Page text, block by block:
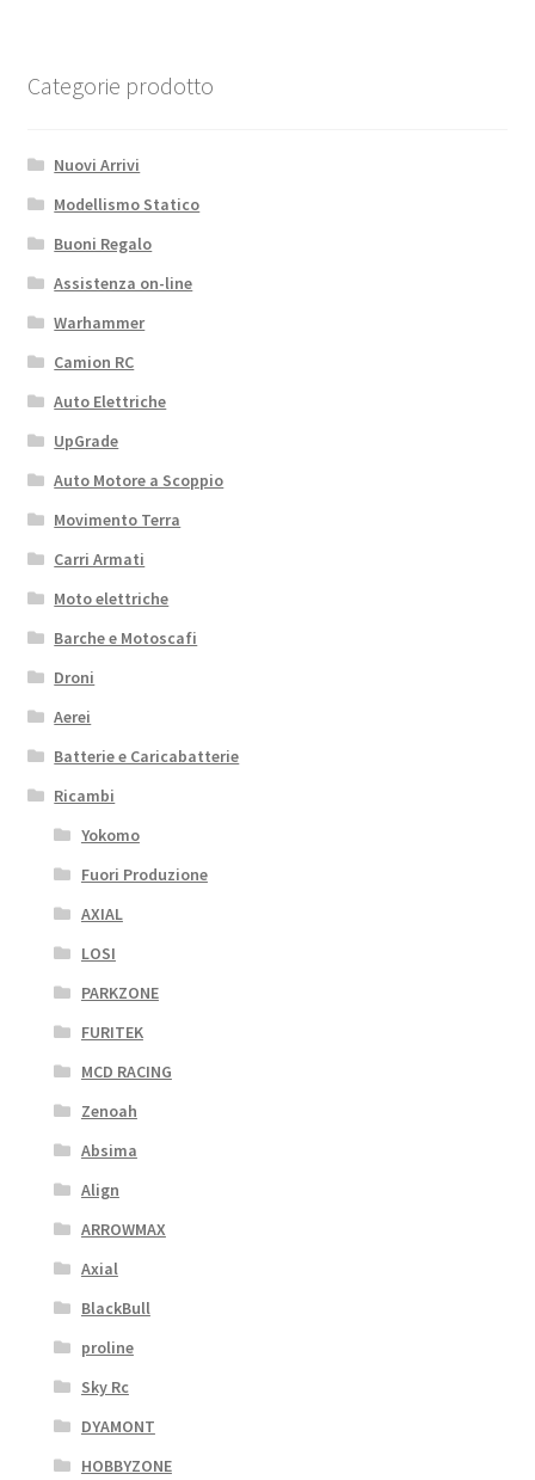
Categorie prodotto
Nuovi Arrivi
Modellismo Statico
Buoni Regalo
Assistenza on-line
Warhammer
Camion RC
Auto Elettriche
UpGrade
Auto Motore a Scoppio
Movimento Terra
Carri Armati
Moto elettriche
Barche e Motoscafi
Droni
Aerei
Batterie e Caricabatterie
Ricambi
Yokomo
Fuori Produzione
AXIAL
LOSI
PARKZONE
FURITEK
MCD RACING
Zenoah
Absima
Align
ARROWMAX
Axial
BlackBull
proline
Sky Rc
DYAMONT
HOBBYZONE